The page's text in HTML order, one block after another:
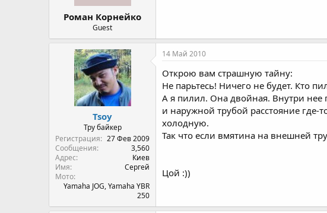
Роман Корнейко
Guest
Tsoy
Тру байкер
Регистрация
27 Фев 2009
Сообщения
3,560
Адрес
Киев
Имя
Сергей
Мото
Yamaha JOG, Yamaha YBR
250
14 Май 2010
Открою вам страшную тайну:
Не парьтесь! Ничего не будет. Кто
А я пилил. Она двойная. Внутри нее
и наружной трубой расстояние где-
холодную.
Так что если вмятина на внешней
Цой :))